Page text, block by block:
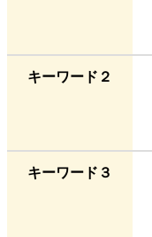
キーワード２
キーワード３